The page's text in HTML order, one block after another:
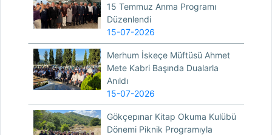
15 Temmuz Anma Programı
Düzenlendi
15-07-2026
Merhum İskeçe Müftüsü Ahmet
Mete Kabri Başında Dualarla
Anıldı
15-07-2026
Gökçepınar Kitap Okuma Kulübü
Dönemi Piknik Programıyla